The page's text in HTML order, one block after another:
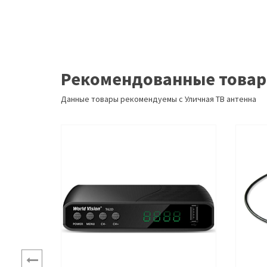
Рекомендованные
Данные товары рекомендуемы с Уличная ТВ антенна